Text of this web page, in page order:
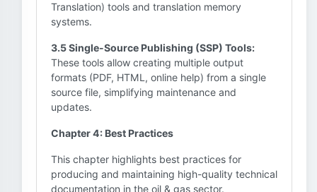
Translation) tools and translation memory
systems.
3.5 Single-Source Publishing (SSP) Tools:
These tools allow creating multiple output
formats (PDF, HTML, online help) from a single
source file, simplifying maintenance and
updates.
Chapter 4: Best Practices
This chapter highlights best practices for
producing and maintaining high-quality technical
documentation in the oil & gas sector.